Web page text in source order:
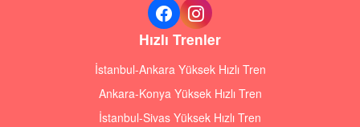
Hızlı Trenler
İstanbul-Ankara Yüksek Hızlı Tren
Ankara-Konya Yüksek Hızlı Tren
İstanbul-Sivas Yüksek Hızlı Tren